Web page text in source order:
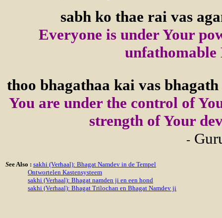
sabh ko thae rai vas
Everyone is under Your
thoo bhagathaa kai vas
You are under the control of
strength of Your
-
See Also : sakhi (Verhaal): Bhagat Namdev in de Tempel
Ontwortelen Kastensysteem
sakhi (Verhaal): Bhagat namden ji en een hond
sakhi (Verhaal): Bhagat Trilochan en Bhagat Namdev ji